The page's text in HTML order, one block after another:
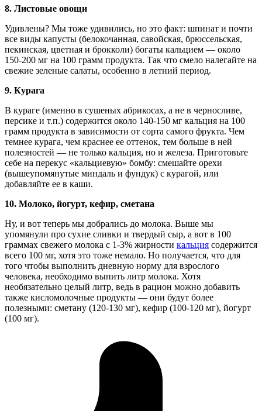
8. Листовые овощи
Удивлены? Мы тоже удивились, но это факт: шпинат и почти
все виды капусты (белокочанная, савойская, брюссельская,
пекинская, цветная и брокколи) богаты кальцием — около
150-200 мг на 100 грамм продукта. Так что смело налегайте на
свежие зеленые салаты, особенно в летний период.
9. Курага
В кураге (именно в сушеных абрикосах, а не в черносливе,
персике и т.п.) содержится около 140-150 мг кальция на 100
грамм продукта в зависимости от сорта самого фрукта. Чем
темнее курага, чем краснее ее оттенок, тем больше в ней
полезностей — не только кальция, но и железа. Приготовьте
себе на перекус «кальциевую» бомбу: смешайте орехи
(вышеупомянутые миндаль и фундук) с курагой, или
добавляйте ее в каши.
10. Молоко, йогурт, кефир, сметана
Ну, и вот теперь мы добрались до молока. Выше мы
упомянули про сухие сливки и твердый сыр, а вот в 100
граммах свежего молока с 1-3% жирности кальция содержится
всего 100 мг, хотя это тоже немало. Но получается, что для
того чтобы выполнить дневную норму для взрослого
человека, необходимо выпить литр молока. Хотя
необязательно целый литр, ведь в рацион можно добавить
также кисломолочные продукты — они будут более
полезными: сметану (120-130 мг), кефир (100-120 мг), йогурт
(100 мг).